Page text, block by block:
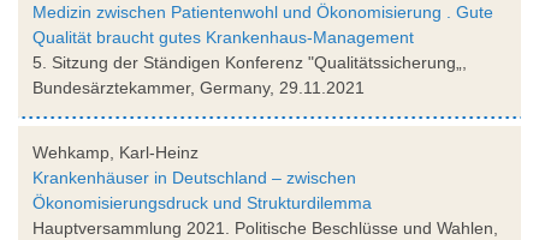
Medizin zwischen Patientenwohl und Ökonomisierung . Gute
Qualität braucht gutes Krankenhaus-Management
5. Sitzung der Ständigen Konferenz "Qualitätssicherung„,
Bundesärztekammer, Germany, 29.11.2021
Wehkamp, Karl-Heinz
Krankenhäuser in Deutschland – zwischen
Ökonomisierungsdruck und Strukturdilemma
Hauptversammlung 2021. Politische Beschlüsse und Wahlen,